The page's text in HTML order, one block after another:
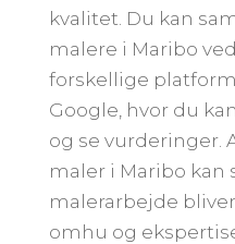
kvalitet. Du kan
malere i Maribo
forskellige
Google, hvor du
og se vurderinger.
maler i Maribo kan
malerarbejde
omhu og